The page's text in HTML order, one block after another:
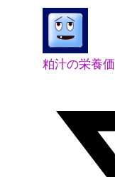
粕汁の栄養価